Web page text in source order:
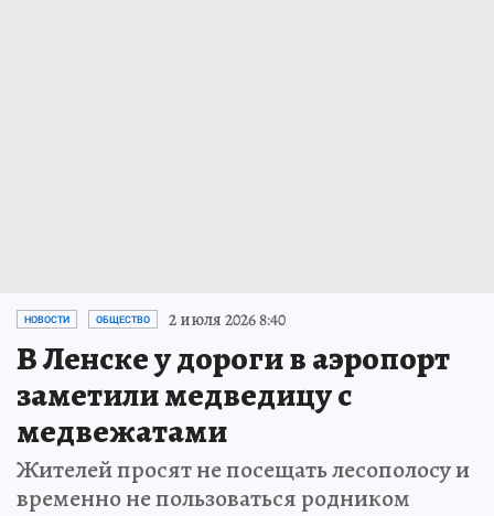
НОВОСТИ ОБЩЕСТВО 2 июля 2026 8:40
В Ленске у дороги в аэропорт
заметили медведицу с
медвежатами
Жителей просят не посещать лесополосу и
временно не пользоваться родником